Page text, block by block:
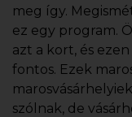
meg így.
ez egy program.
azt a kort, és
fontos. Ezek
szólnak, de